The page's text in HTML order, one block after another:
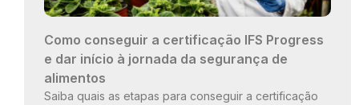
Como conseguir a certificação IFS Progress
e dar início à jornada da segurança de
alimentos
Saiba quais as etapas para conseguir a certificação